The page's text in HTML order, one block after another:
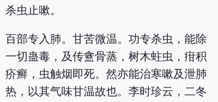
杀虫止嗽。
百部专入肺。甘苦微温。功专杀虫，能除
一切蛊毒，及传盦骨蒸，树木蛀虫，疳积
疥癣，虫触烟即死。然亦能治寒嗽及泄肺
热，以其气味甘温故也。李时珍云，二冬